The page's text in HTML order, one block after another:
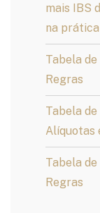
mais IBS
na prática
Tabela
Regras
Tabela de
Alíquotas
Tabela
Regras